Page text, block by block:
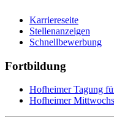
Karriereseite
Stellenanzeigen
Schnellbewerbung
Fortbildung
Hofheimer Tagung
Hofheimer